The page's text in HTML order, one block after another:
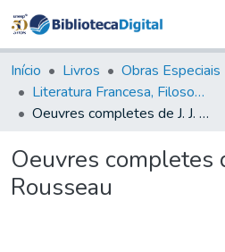
&
Tudo na
Início Livros Obras Especiais
Literatura Francesa, Filosofia - LFF
Oeuvres completes de J. J. Rousseau
Oeuvres completes
Rousseau